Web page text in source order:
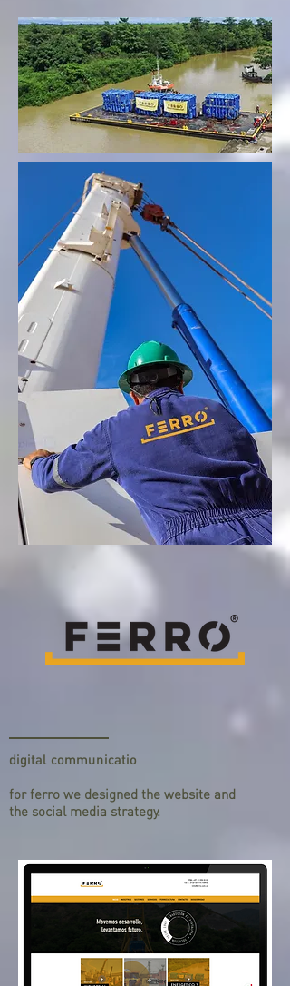
digital communicatio
for ferro we designed the website and
the social media strategy.